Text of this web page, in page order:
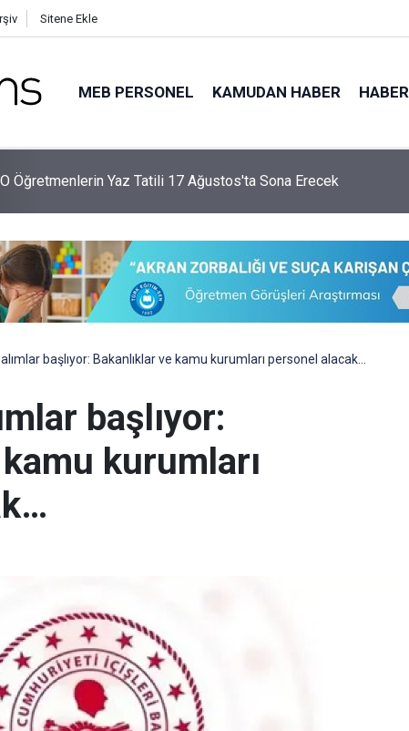
Sitene Ekle
MEB PERSONEL KAMUDAN HABER HABER
O Öğretmenlerin Yaz Tatili 17 Ağustos'ta Sona Erecek
başlıyor: Bakanlıklar ve kamu kurumları personel alacak…
başlıyor:
kurumları